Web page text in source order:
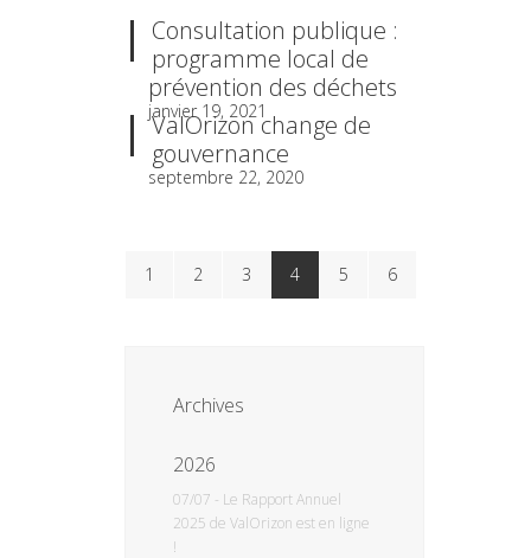
Consultation publique :
programme local de
prévention des déchets
janvier 19, 2021
ValOrizon change de
gouvernance
septembre 22, 2020
1 2 3 4 5 6
Archives
2026
07/07 - Le Rapport Annuel
2025 de ValOrizon est en ligne
!